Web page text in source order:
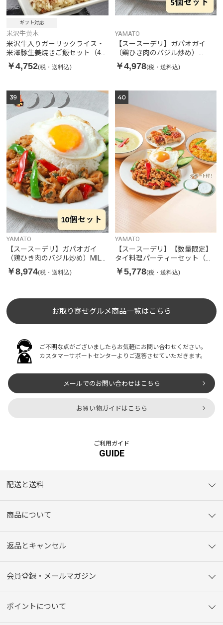
ギフト対応
米沢牛黄木
米沢牛入りガーリックライス・
米澤豚生姜焼きご飯セット（4
個）
￥4,752(税・送料込)
YAMATO
【スースーデリ】ガパオガイ
（鶏ひき肉のバジル炒め）
SPICY 5個セット
￥4,978(税・送料込)
39
YAMATO
【スースーデリ】ガパオガイ
（鶏ひき肉のバジル炒め）MILD
10個セット
￥8,974(税・送料込)
40
YAMATO
【スースーデリ】【数量限定】
タイ料理パーティーセット（カ
ノムトゥアイ付き）※10セット
限定
￥5,778(税・送料込)
お取り寄せグルメ商品一覧はこちら
ご不明な点がございましたらお気軽にお問い合わせください。
カスタマーサポートセンターよりご返答させていただきます。
メールでのお問い合わせはこちら
お買い物ガイドはこちら
ご利用ガイド
GUIDE
配送と送料
商品について
返品とキャンセル
会員登録・メールマガジン
ポイントについて